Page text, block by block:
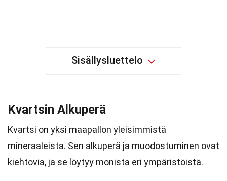
Sisällysluettelo
Kvartsin Alkuperä
Kvartsi on yksi maapallon yleisimmistä
mineraaleista. Sen alkuperä ja muodostuminen ovat
kiehtovia, ja se löytyy monista eri ympäristöistä.